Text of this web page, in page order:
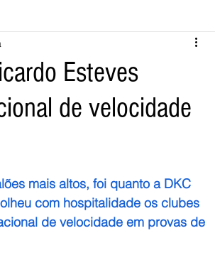
Braga Barcelos Regional Nacional
Esteves
de velocidade
mais altos, foi quanto a DKC
com hospitalidade os clubes
de velocidade em provas de